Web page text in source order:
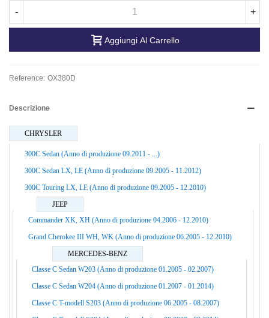
- +
Aggiungi Al Carrello
Reference: OX380D
Descrizione
CHRYSLER
300C Sedan (Anno di produzione 09.2011 - ...)
300C Sedan LX, LE (Anno di produzione 09.2005 - 11.2012)
300C Touring LX, LE (Anno di produzione 09.2005 - 12.2010)
JEEP
Commander XK, XH (Anno di produzione 04.2006 - 12.2010)
Grand Cherokee III WH, WK (Anno di produzione 06.2005 - 12.2010)
MERCEDES-BENZ
Classe C Sedan W203 (Anno di produzione 01.2005 - 02.2007)
Classe C Sedan W204 (Anno di produzione 01.2007 - 01.2014)
Classe C T-modell S203 (Anno di produzione 06.2005 - 08.2007)